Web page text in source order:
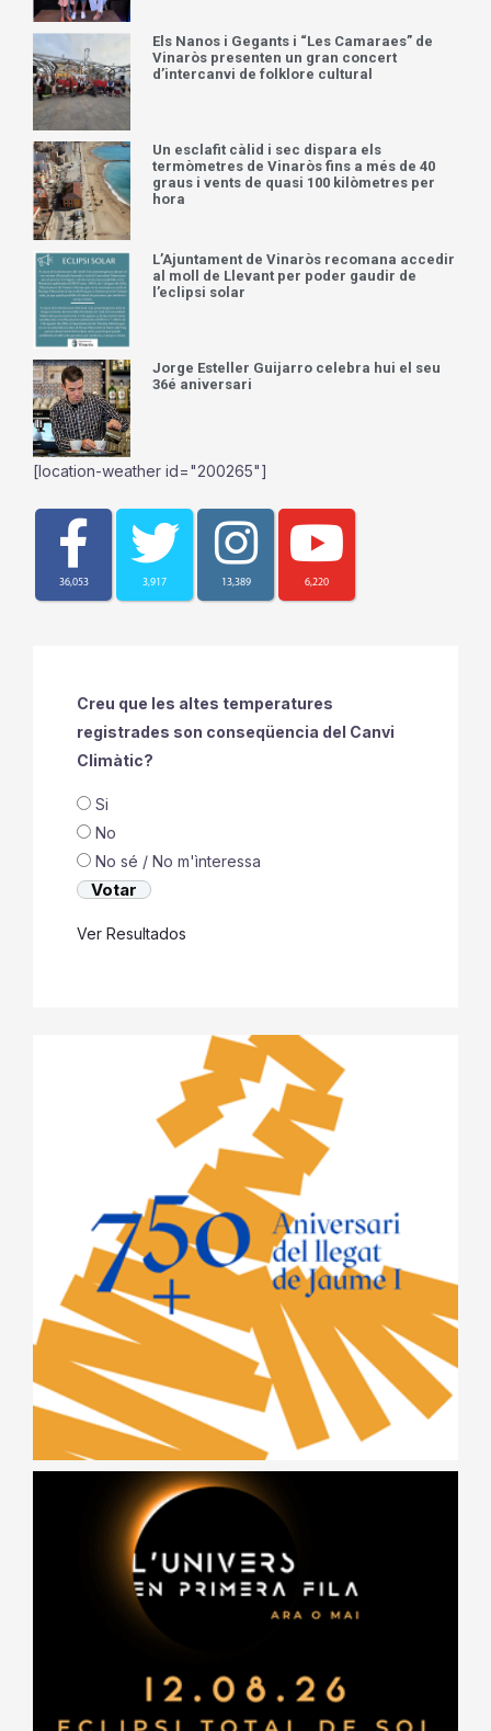
Els Nanos i Gegants i “Les Camaraes” de
Vinaròs presenten un gran concert
d’intercanvi de folklore cultural
Un esclafit càlid i sec dispara els
termòmetres de Vinaròs fins a més de 40
graus i vents de quasi 100 kilòmetres per
hora
L’Ajuntament de Vinaròs recomana accedir
al moll de Llevant per poder gaudir de
l’eclipsi solar
Jorge Esteller Guijarro celebra hui el seu
36é aniversari
[location-weather id="200265"]
36,053 3,917 13,389 6,220
Creu que les altes temperatures
registrades son conseqüencia del Canvi
Climàtic?
Si
No
No sé / No m'ìnteressa
Ver Resultados